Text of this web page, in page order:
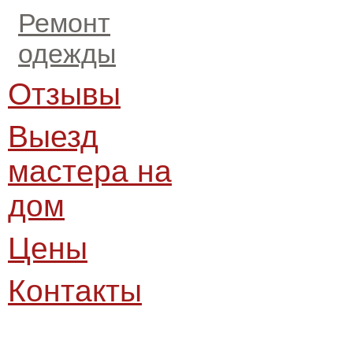
Ремонт
одежды
Отзывы
Выезд
мастера на
дом
Цены
Контакты